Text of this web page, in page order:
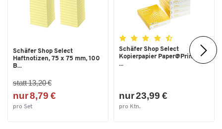
Schäfer Shop Select
Haftnotizen, 75 x 75 mm, 100
B...
statt 13,20 €
nur 8,79 €
pro Set
Schäfer Shop Select
Kopierpapier Paper@Print, DIN
...
nur 23,99 €
pro Ktn.